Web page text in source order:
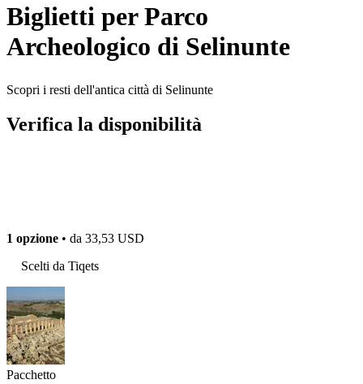
Biglietti per Parco
Archeologico di Selinunte
Scopri i resti dell'antica città di Selinunte
Verifica la disponibilità
1 opzione • da 33,53 USD
Scelti da Tiqets
Pacchetto